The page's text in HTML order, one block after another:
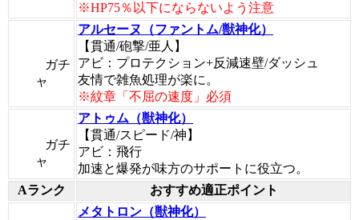
※HP75％以下にならないよう注意
ガチ
ャ
アルセーヌ（ファントム/獣神化）
【貫通/砲撃/亜人】
アビ：プロテクション+反減速壁/ダッシュ
友情で雑魚処理が楽に。
※紋章「不屈の速度」必須
ガチ
ャ
アトゥム（獣神化）
【貫通/スピード/神】
アビ：飛行
加速と爆発が味方のサポートに役立つ。
Aランク
おすすめ適正ポイント
メタトロン（獣神化）